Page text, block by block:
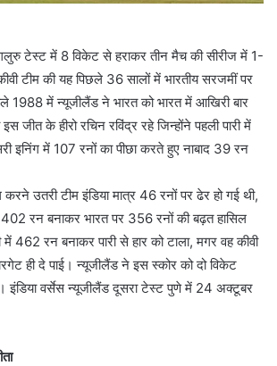
टेस्ट में 8 विकेट से हराकर तीन मैच की सीरीज में 1-
टीम की यह पिछले 36 सालों में भारतीय सरजमीं पर
1988 में न्यूजीलैंड ने भारत को भारत में आखिरी बार
जीत के हीरो रचिन रविंद्र रहे जिन्होंने पहली पारी में
में 107 रनों का पीछा करते हुए नाबाद 39 रन
उतरी टीम इंडिया मात्र 46 रनों पर ढेर हो गई थी,
रन बनाकर भारत पर 356 रनों की बढ़त हासिल
में 462 रन बनाकर पारी से हार को टाला, मगर वह कीवी
ही दे पाई। न्यूजीलैंड ने इस स्कोर को दो विकेट
इंडिया वर्सेस न्यूजीलैंड दूसरा टेस्ट पुणे में 24 अक्टूबर